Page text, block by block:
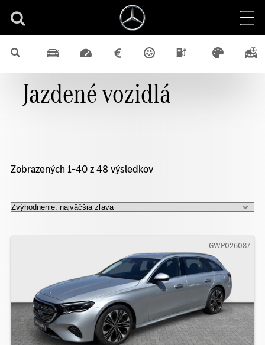
Jazdené vozidlá
Zobrazených 1–40 z 48 výsledkov
GWP026087